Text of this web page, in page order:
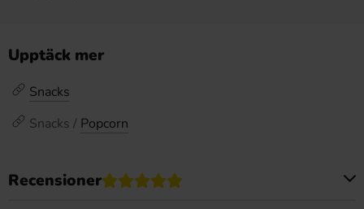
Upptäck mer
Snacks
Snacks / Popcorn
Recensioner